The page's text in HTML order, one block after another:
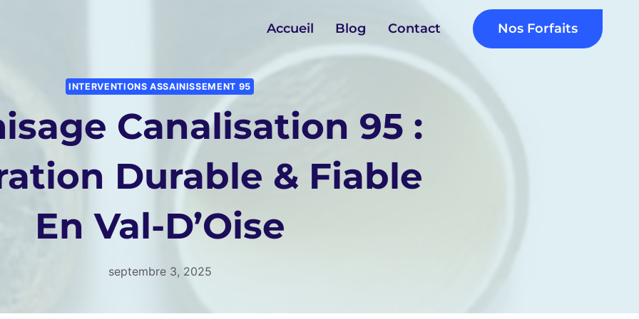
Accueil Blog Contact Nos Forfaits
INTERVENTIONS ASSAINISSEMENT 95
Canalisation 95 :
Durable & Fiable
En Val-D’Oise
septembre 3, 2025